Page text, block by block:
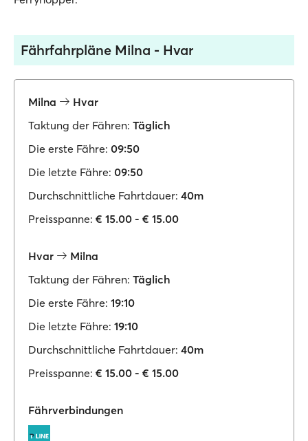
Fährfahrpläne Milna - Hvar
Milna
Hvar
Taktung der Fähren: Täglich
Die erste Fähre: 09:50
Die letzte Fähre: 09:50
Durchschnittliche Fahrtdauer: 40m
Preisspanne: € 15.00 - € 15.00
Hvar
Milna
Taktung der Fähren: Täglich
Die erste Fähre: 19:10
Die letzte Fähre: 19:10
Durchschnittliche Fahrtdauer: 40m
Preisspanne: € 15.00 - € 15.00
Fährverbindungen